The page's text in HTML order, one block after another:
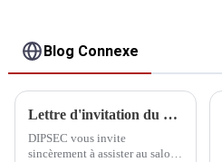
Blog Connexe
Lettre d'invitation du CIMT
DIPSEC vous invite
sincèrement à assister au salon